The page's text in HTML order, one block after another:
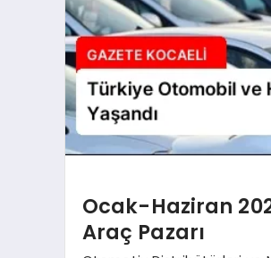
Ocak-Haziran
Araç Pazarı